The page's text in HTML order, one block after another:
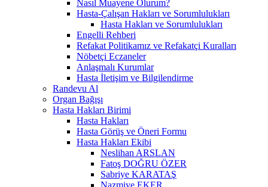
Nasıl Muayene Olurum?
Hasta-Çalışan Hakları ve Sorumlulukları
Hasta Hakları ve Sorumlulukları
Engelli Rehberi
Refakat Politikamız ve Refakatçi Kuralları
Nöbetçi Eczaneler
Anlaşmalı Kurumlar
Hasta İletişim ve Bilgilendirme
Randevu Al
Organ Bağışı
Hasta Hakları Birimi
Hasta Hakları
Hasta Görüş ve Öneri Formu
Hasta Hakları Ekibi
Neslihan ARSLAN
Fatoş DOĞRU ÖZER
Sabriye KARATAŞ
Nazmiye EKER